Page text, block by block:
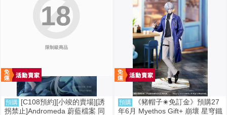
限制級商品
18
預購 [C108預約][小竣的賣場][誘
拐禁止]Andromeda 蔚藍檔案 同
預購
《豬帽子✬免訂金》預購27
年6月 Myethos Gift+ 崩壞 星穹鐵